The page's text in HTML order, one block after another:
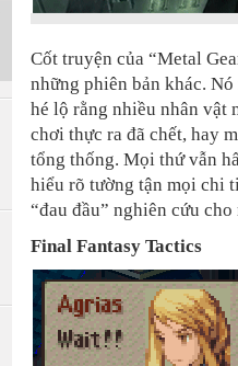
Cốt truyện của “Metal
những phiên bản khác.
hé lộ rằng nhiều nhân vật
chơi thực ra đã chết, hay
tổng thống. Mọi thứ vẫn
hiểu rõ tường tận mọi chi
“đau đầu” nghiên cứu cho
Final Fantasy Tactics